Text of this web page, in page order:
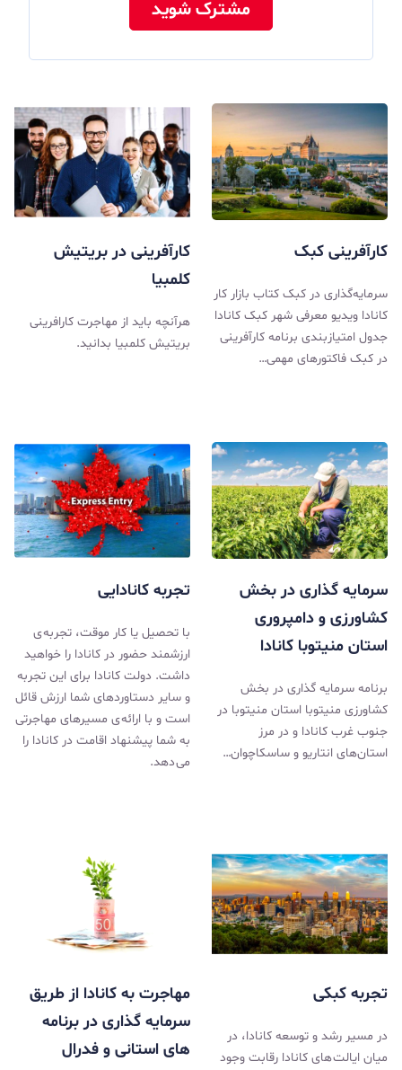
مشترک شوید
کارآفرینی کبک
سرمایه‌گذاری در کبک کتاب بازار کار
کانادا ویدیو معرفی شهر کبک کانادا
جدول امتیازبندی برنامه کارآفرینی
در کبک فاکتورهای مهمی…
کارآفرینی در بریتیش
کلمبیا
هرآنچه باید از مهاجرت کارافرینی
بریتیش کلمبیا بدانید.
سرمایه گذاری در بخش
کشاورزی و دامپروری
استان منیتوبا کانادا
برنامه سرمایه گذاری در بخش
کشاورزی منیتوبا استان منیتوبا در
جنوب غرب کانادا و در مرز
استان‌های انتاریو و ساسکاچوان…
تجربه کانادایی
با تحصیل یا کار موقت، تجربه ی
ارزشمند حضور در کانادا را خواهید
داشت. دولت کانادا برای این تجربه
و سایر دستاوردهای شما ارزش قائل
است و با ارائه ی مسیرهای مهاجرتی
به شما پیشنهاد اقامت در کانادا را
می دهد.
تجربه کبکی
در مسیر رشد و توسعه کانادا، در
میان ایالت های کانادا رقابت وجود
مهاجرت به کانادا از طریق
سرمایه گذاری در برنامه
های استانی و فدرال